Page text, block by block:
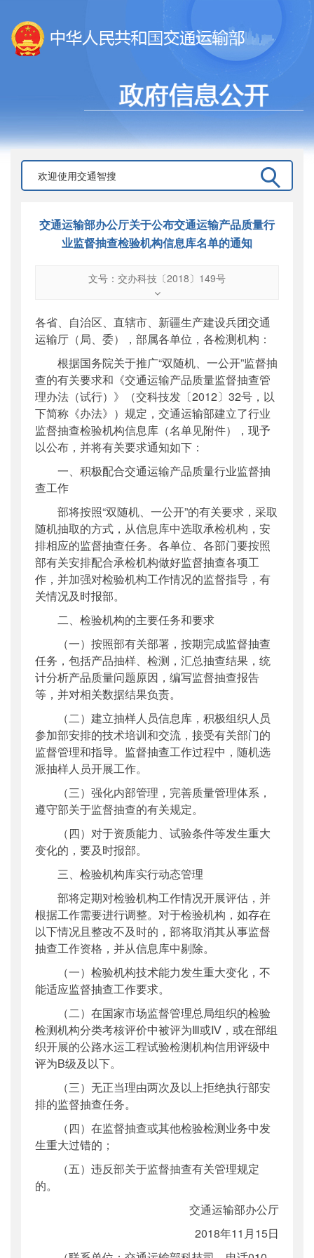
交通运输部办公厅关于公布交通运输产品质量行
业监督抽查检验机构信息库名单的通知
文号：交办科技〔2018〕149号
交办科技〔2018〕149号
公开日期：2018年11月26日
主题词 ： 交通运输;产品质量;行业监督;检验机
构;...
机构分类：科技司
主题分类：其他
公文类型：部办公厅文件
各省、自治区、直辖市、新疆生产建设兵团交通
运输厅（局、委），部属各单位，各检测机构：
根据国务院关于推广“双随机、一公开”监督抽
查的有关要求和《交通运输产品质量监督抽查管
理办法（试行）》（交科技发〔2012〕32号，以
下简称《办法》）规定，交通运输部建立了行业
监督抽查检验机构信息库（名单见附件），现予
以公布，并将有关要求通知如下：
一、积极配合交通运输产品质量行业监督抽
查工作
部将按照“双随机、一公开”的有关要求，采取
随机抽取的方式，从信息库中选取承检机构，安
排相应的监督抽查任务。各单位、各部门要按照
部有关安排配合承检机构做好监督抽查各项工
作，并加强对检验机构工作情况的监督指导，有
关情况及时报部。
二、检验机构的主要任务和要求
（一）按照部有关部署，按期完成监督抽查
任务，包括产品抽样、检测，汇总抽查结果，统
计分析产品质量问题原因，编写监督抽查报告
等，并对相关数据结果负责。
（二）建立抽样人员信息库，积极组织人员
参加部安排的技术培训和交流，接受有关部门的
监督管理和指导。监督抽查工作过程中，随机选
派抽样人员开展工作。
（三）强化内部管理，完善质量管理体系，
遵守部关于监督抽查的有关规定。
（四）对于资质能力、试验条件等发生重大
变化的，要及时报部。
三、检验机构库实行动态管理
部将定期对检验机构工作情况开展评估，并
根据工作需要进行调整。对于检验机构，如存在
以下情况且整改不及时的，部将取消其从事监督
抽查工作资格，并从信息库中剔除。
（一）检验机构技术能力发生重大变化，不
能适应监督抽查工作要求。
（二）在国家市场监督管理总局组织的检验
检测机构分类考核评价中被评为Ⅲ或Ⅳ，或在部组
织开展的公路水运工程试验检测机构信用评级中
评为B级及以下。
（三）无正当理由两次及以上拒绝执行部安
排的监督抽查任务。
（四）在监督抽查或其他检验检测业务中发
生重大过错的；
（五）违反部关于监督抽查有关管理规定
的。
交通运输部办公厅
2018年11月15日